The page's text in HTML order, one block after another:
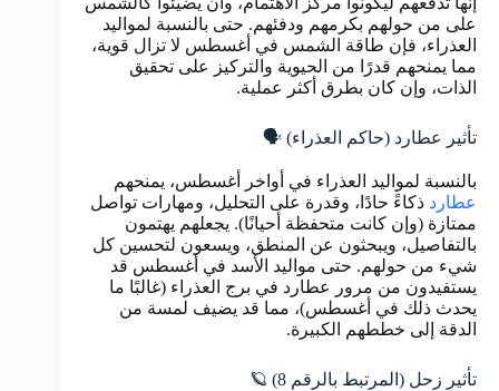
على من حولهم بكرمهم ودفئهم. حتى بالنسبة لمواليد
العذراء، فإن طاقة الشمس في أغسطس لا تزال قوية،
مما يمنحهم قدرًا من الحيوية والتركيز على تحقيق
الذات، وإن كان بطرق أكثر عملية.
تأثير عطارد (حاكم العذراء) 🗣️
بالنسبة لمواليد العذراء في أواخر أغسطس، يمنحهم
عطارد ذكاءً حادًا، وقدرة على التحليل، ومهارات تواصل
ممتازة (وإن كانت متحفظة أحيانًا). يجعلهم يهتمون
بالتفاصيل، ويبحثون عن المنطق، ويسعون لتحسين كل
شيء من حولهم. حتى مواليد الأسد في أغسطس قد
يستفيدون من مرور عطارد في برج العذراء (غالبًا ما
يحدث ذلك في أغسطس)، مما قد يضيف لمسة من
الدقة إلى خططهم الكبيرة.
تأثير زحل (المرتبط بالرقم 8) 🪐